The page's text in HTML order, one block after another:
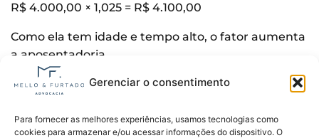
Gerenciar o consentimento
Para fornecer as melhores experiências, usamos tecnologias como
cookies para armazenar e/ou acessar informações do dispositivo. O
R$ 4.000,00 × 1,025 = R$ 4.100,00
Como ela tem idade e tempo alto, o fator aumenta
a aposentadoria.
omo se faz o cálculo do fator
previdenciário?